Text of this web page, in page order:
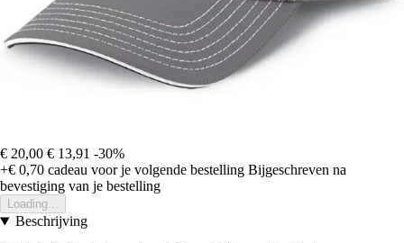
€ 20,00 € 13,91 -30%
+€ 0,70 cadeau voor je volgende bestelling Bijgeschreven na
bevestiging van je bestelling
Loading...
Beschrijving